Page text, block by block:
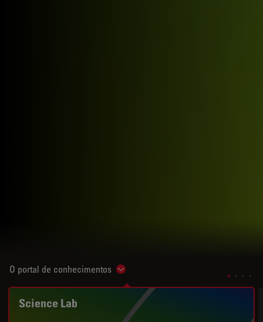
O portal de conhecimentos Show subnavigation
Science Lab